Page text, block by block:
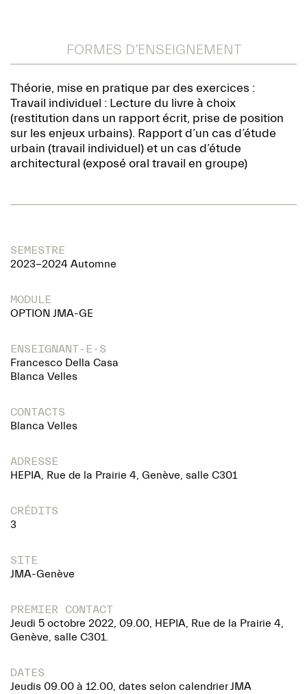
FORMES D’ENSEIGNEMENT
Théorie, mise en pratique par des exercices :
Travail individuel : Lecture du livre à choix
(restitution dans un rapport écrit, prise de position
sur les enjeux urbains). Rapport d’un cas d’étude
urbain (travail individuel) et un cas d’étude
architectural (exposé oral travail en groupe)
SEMESTRE
2023-2024 Automne
MODULE
OPTION JMA-GE
ENSEIGNANT-E-S
Francesco Della Casa
Blanca Velles
CONTACTS
Blanca Velles
ADRESSE
HEPIA, Rue de la Prairie 4, Genève, salle C301
CRÉDITS
3
SITE
JMA-Genève
PREMIER CONTACT
Jeudi 5 octobre 2022, 09.00, HEPIA, Rue de la Prairie 4,
Genève, salle C301.
DATES
Jeudis 09.00 à 12.00, dates selon calendrier JMA